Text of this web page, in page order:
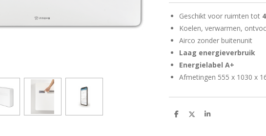
Geschikt voor ruimten tot
Koelen, verwarmen,
Airco zonder buitenunit
Laag energieverbruik
Energielabel A+
Afmetingen 555 x 1030 x
D
D
S